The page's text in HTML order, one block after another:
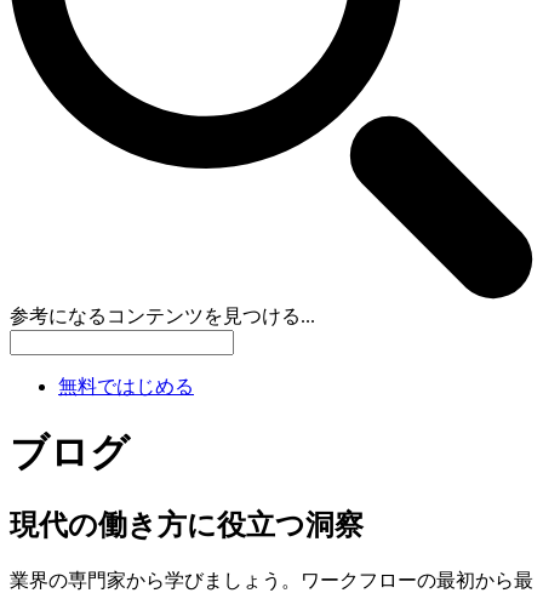
参考になるコンテンツを見つける...
無料ではじめる
ブログ
現代の働き方に役立つ洞察
業界の専門家から学びましょう。ワークフローの最初から最